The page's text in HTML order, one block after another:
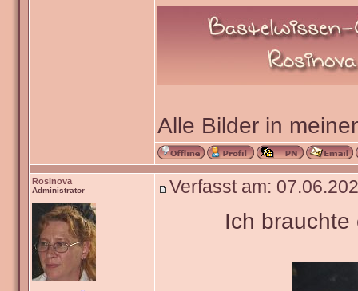
Alle Bilder in
Rosinova
Administrator Verfasst am:
Ich